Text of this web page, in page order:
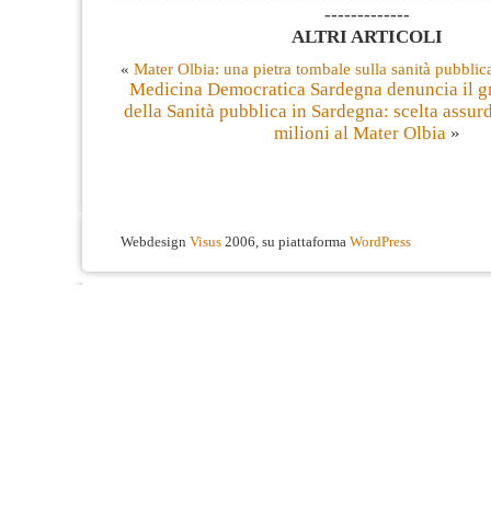
-------------
ALTRI ARTICOLI
« Mater Olbia: una pietra tombale sulla sanità
Medicina Democratica Sardegna denuncia il
della Sanità pubblica in Sardegna: scelta
milioni al Mater Olbia »
Webdesign Visus 2006, su piattaforma WordPress